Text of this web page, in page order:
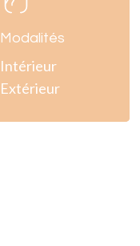
Modalités
Intérieur
Extérieur